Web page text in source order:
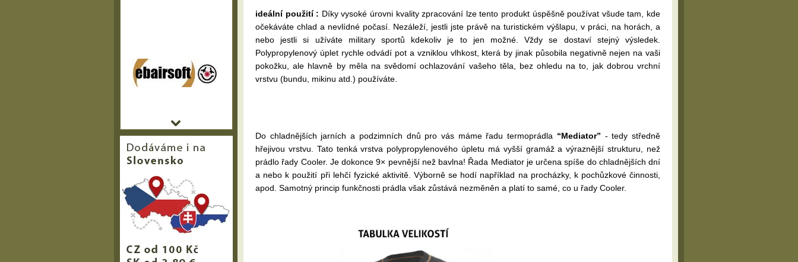
ideální použití : Díky vysoké úrovni kvality zpracování lze tento produkt úspěšně používat všude tam, kde
očekáváte chlad a nevlídné počasí. Nezáleží, jestli jste právě na turistickém výšlapu, v práci, na horách, a
nebo jestli si užíváte military sportů kdekoliv je to jen možné. Vždy se dostaví stejný výsledek.
Polypropylenový úplet rychle odvádí pot a vzniklou vlhkost, která by jinak působila negativně nejen na vaši
pokožku, ale hlavně by měla na svědomí ochlazování vašeho těla, bez ohledu na to, jak dobrou vrchní
vrstvu (bundu, mikinu atd.) používáte.
Do chladnějších jarních a podzimních dnů pro vás máme řadu termoprádla “Mediator” - tedy středně
hřejivou vrstvu. Tato tenká vrstva polypropylenového úpletu má vyšší gramáž a výraznější strukturu, než
prádlo řady Cooler. Je dokonce 9× pevnější než bavlna! Řada Mediator je určena spíše do chladnějších dní
a nebo k použití při lehčí fyzické aktivitě. Výborně se hodí například na procházky, k pochůzkové činnosti,
apod. Samotný princip funkčnosti prádla však zůstává nezměněn a platí to samé, co u řady Cooler.